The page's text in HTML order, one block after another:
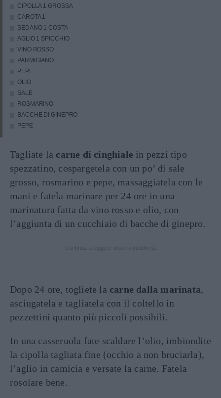
CIPOLLA 1 GROSSA
CAROTA 1
SEDANO 1 COSTA
AGLIO 1 SPICCHIO
VINO ROSSO
PARMIGIANO
PEPE
OLIO
SALE
ROSMARINO
BACCHE DI GINEPRO
PEPE
Tagliate la carne di cinghiale in pezzi tipo
spezzatino, cospargetela con un po’ di sale
grosso, rosmarino e pepe, massaggiatela con le
mani e fatela marinare per 24 ore in una
marinatura fatta da vino rosso e olio, con
l’aggiunta di un cucchiaio di bacche di ginepro.
Dopo 24 ore, togliete la carne dalla marinata,
asciugatela e tagliatela con il coltello in
pezzettini quanto più piccoli possibili.
In una casseruola fate scaldare l’olio, imbiondite
la cipolla tagliata fine (occhio a non bruciarla),
l’aglio in camicia e versate la carne. Fatela
rosolare bene.